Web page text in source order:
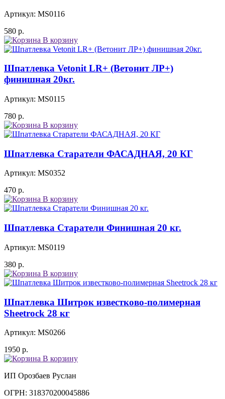
Артикул: MS0116
580 р.
В корзину
Шпатлевка Vetonit LR+ (Ветонит ЛР+)
финишная 20кг.
Артикул: MS0115
780 р.
В корзину
Шпатлевка Старатели ФАСАДНАЯ, 20 КГ
Артикул: MS0352
470 р.
В корзину
Шпатлевка Старатели Финишная 20 кг.
Артикул: MS0119
380 р.
В корзину
Шпатлевка Шитрок известково-полимерная
Sheetrock 28 кг
Артикул: MS0266
1950 р.
В корзину
ИП Орозбаев Руслан
ОГРН: 318370200045886